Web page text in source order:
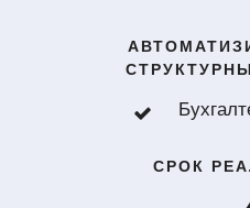
СРОК